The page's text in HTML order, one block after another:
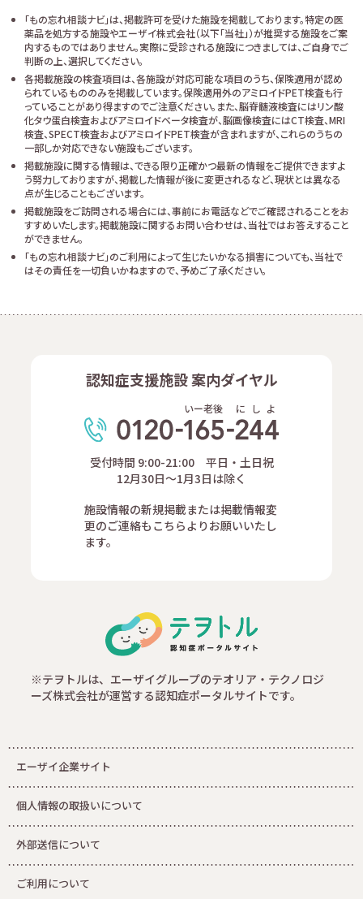
「もの忘れ相談ナビ」は、掲載許可を受けた施設を掲載しております。特定の医
薬品を処方する施設やエーザイ株式会社（以下「当社」）が推奨する施設をご案
内するものではありません。実際に受診される施設につきましては、ご自身でご
判断の上、選択してください。
各掲載施設の検査項目は、各施設が対応可能な項目のうち、保険適用が認め
られているもののみを掲載しています。保険適用外のアミロイドPET検査も行
っていることがあり得ますのでご注意ください。また、脳脊髄液検査にはリン酸
化タウ蛋白検査およびアミロイドベータ検査が、脳画像検査にはCT検査、MRI
検査、SPECT検査およびアミロイドPET検査が含まれますが、これらのうちの
一部しか対応できない施設もございます。
掲載施設に関する情報は、できる限り正確かつ最新の情報をご提供できますよ
う努力しておりますが、掲載した情報が後に変更されるなど、現状とは異なる
点が生じることもございます。
掲載施設をご訪問される場合には、事前にお電話などでご確認されることをお
すすめいたします。掲載施設に関するお問い合わせは、当社ではお答えすること
ができません。
「もの忘れ相談ナビ」のご利用によって生じたいかなる損害についても、当社で
はその責任を一切負いかねますので、予めご了承ください。
認知症支援施設 案内ダイヤル
いー老後 に し よ
受付時間 9:00-21:00 平日・土日祝
12月30日～1月3日は除く
施設情報の新規掲載または掲載情報変
更のご連絡もこちらよりお願いいたし
ます。
※テヲトルは、エーザイグループのテオリア・テクノロジ
ーズ株式会社が運営する認知症ポータルサイトです。
エーザイ企業サイト
個人情報の取扱いについて
外部送信について
ご利用について